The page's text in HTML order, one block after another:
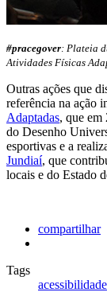
#pracegover: Plateia
Atividades Físicas
Outras ações que
referência na ação
Adaptadas, que em
do Desenho
esportivas e a
Jundiaí, que
locais e do Estado
compartilhar
Tags
acessibilidade